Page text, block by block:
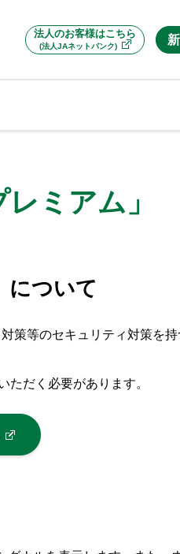
法人のお客様はこちら
(法人JAネットバンク)
ミアム」
について
策等のセキュリティ対策を
ただく必要があります。